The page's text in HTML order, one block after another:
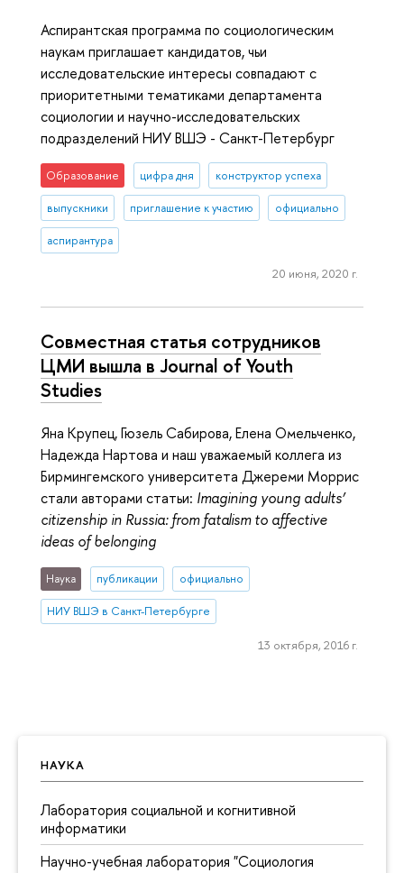
НАУКА
Лаборатория социальной и когнитивной
информатики
Научно-учебная лаборатория "Социология
Аспирантская программа по социологическим
наукам приглашает кандидатов, чьи
исследовательские интересы совпадают с
приоритетными тематиками департамента
социологии и научно-исследовательских
подразделений НИУ ВШЭ - Санкт-Петербург
Образование цифра дня конструктор успеха
выпускники приглашение к участию официально
аспирантура
20 июня, 2020 г.
Совместная статья сотрудников
ЦМИ вышла в Journal of Youth
Studies
Яна Крупец, Гюзель Сабирова, Елена Омельченко,
Надежда Нартова и наш уважаемый коллега из
Бирмингемского университета Джереми Моррис
стали авторами статьи: Imagining young adults’
citizenship in Russia: from fatalism to affective
ideas of belonging
Наука публикации официально
НИУ ВШЭ в Санкт-Петербурге
13 октября, 2016 г.